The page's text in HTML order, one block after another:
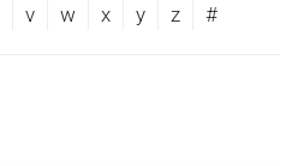
v w x y z #